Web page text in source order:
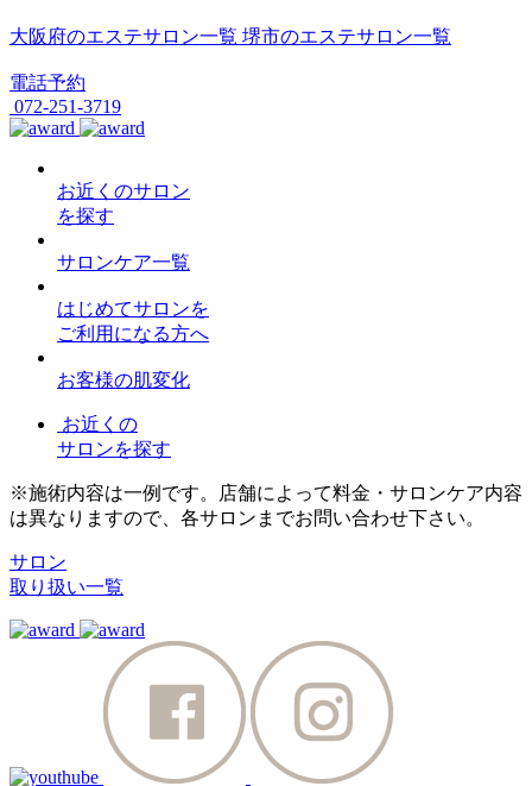
大阪府のエステサロン一覧 堺市のエステサロン一覧
電話予約
072-251-3719
お近くのサロン
を探す
サロンケア一覧
はじめてサロンを
ご利用になる方へ
お客様の肌変化
お近くの
サロンを探す
※施術内容は一例です。店舗によって料金・サロンケア内容
は異なりますので、各サロンまでお問い合わせ下さい。
サロン
取り扱い一覧